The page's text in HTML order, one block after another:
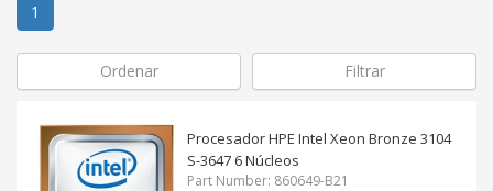
1
Ordenar Filtrar
Procesador HPE Intel Xeon Bronze 3104
S-3647 6 Núcleos
Part Number: 860649-B21